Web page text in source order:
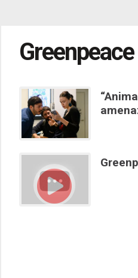
Greenpeace